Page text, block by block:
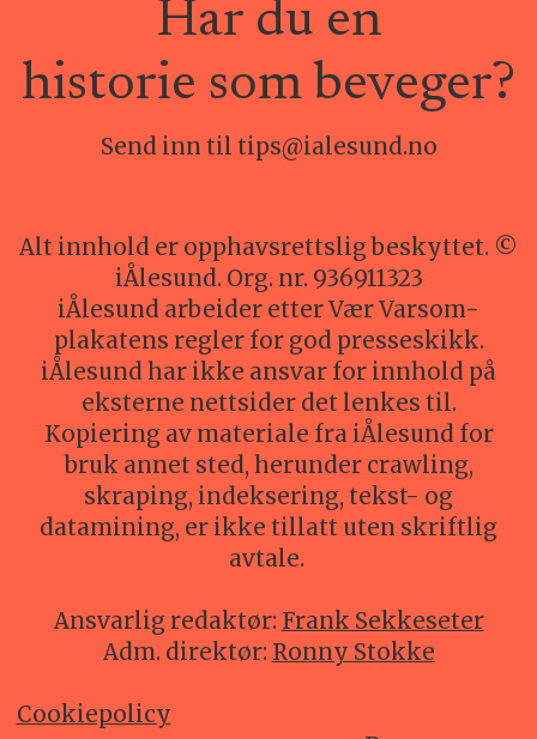
Har du en
historie som beveger?
Send inn til tips@ialesund.no
Alt innhold er opphavsrettslig beskyttet. ©
iÅlesund. Org. nr. 936911323
iÅlesund arbeider etter Vær Varsom-
plakatens regler for god presseskikk.
iÅlesund har ikke ansvar for innhold på
eksterne nettsider det lenkes til.
Kopiering av materiale fra iÅlesund for
bruk annet sted, herunder crawling,
skraping, indeksering, tekst- og
datamining, er ikke tillatt uten skriftlig
avtale.
Ansvarlig redaktør: Frank Sekkeseter
Adm. direktør: Ronny Stokke
Cookiepolicy